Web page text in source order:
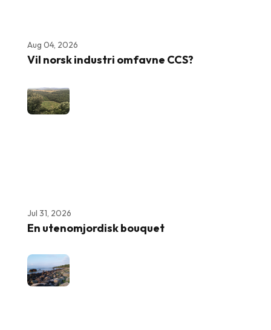
Aug 04, 2026
Vil norsk industri omfavne CCS?
Jul 31, 2026
En utenomjordisk bouquet